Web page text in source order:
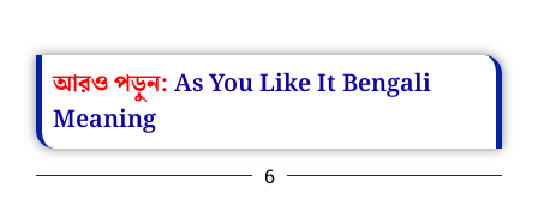
আরও পড়ুন:As You Like It Bengali
Meaning
6